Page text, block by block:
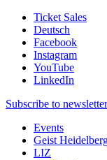
Ticket Sales
Deutsch
Facebook
Instagram
YouTube
LinkedIn
Subscribe to newsletter
Events
Geist
LIZ